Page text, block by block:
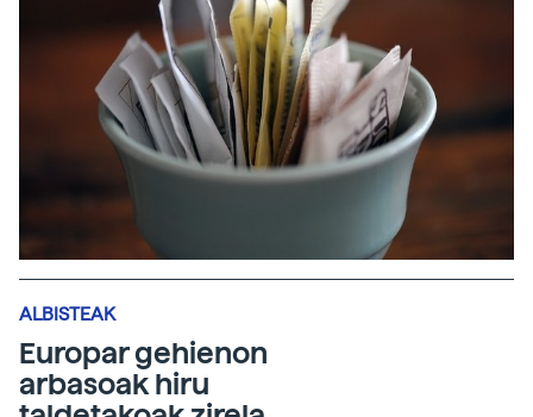
ALBISTEAK
Europar gehienon
arbasoak hiru